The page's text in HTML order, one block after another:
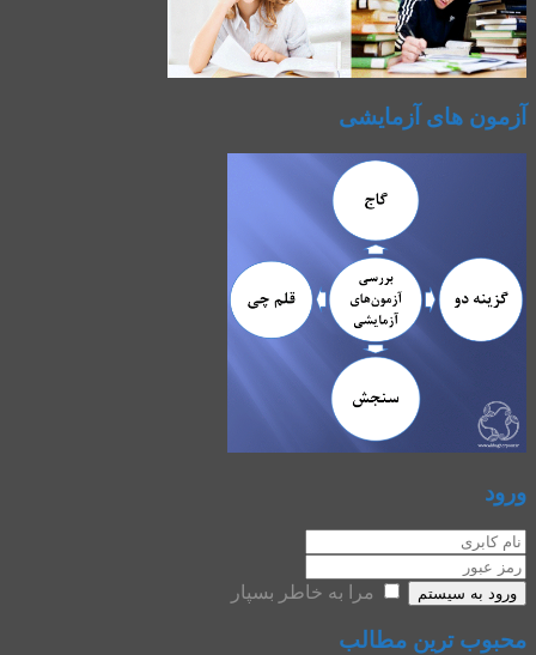
آزمون های آزمایشی
ورود
ورود به سیستم مرا به خاطر بسپار
محبوب ترین مطالب